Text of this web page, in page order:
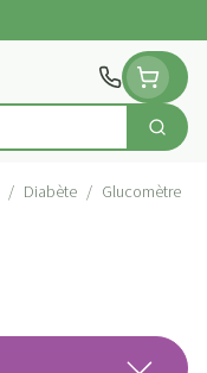
/ Diabète / Glucomètre